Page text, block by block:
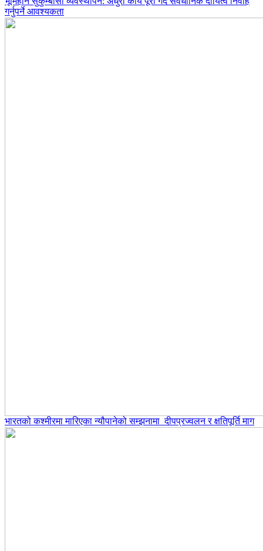
गर्नुपर्ने आवश्यकता
भारतको कश्मीरमा मारिएका न्यौपानेको सम्झनामा दीपप्रज्वलन र क्षतिपूर्ति माग